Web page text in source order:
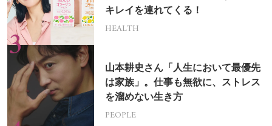
キレイを連れてくる！
HEALTH
山本耕史さん「人生において最優先
は家族」。仕事も無欲に、ストレス
を溜めない生き方
PEOPLE